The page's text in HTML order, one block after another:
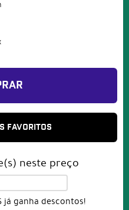
FAVORITOS
neste preço
já ganha descontos!